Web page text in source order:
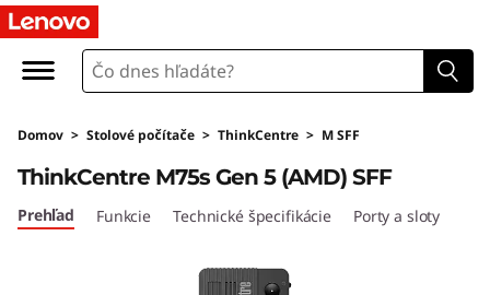
L
n
o
v
Domov > Stolové počítače > ThinkCentre > M SFF
ThinkCentre M75s Gen 5 (AMD) SFF
Prehľad Funkcie Technické špecifikácie Porty a sloty